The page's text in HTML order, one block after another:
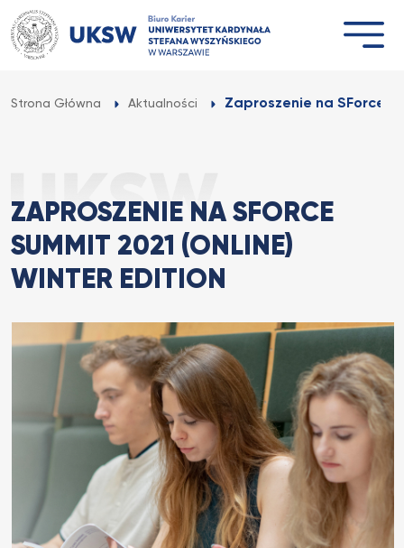
Przejdź
do
treści
Strona Główna Aktualności Zaproszenie na SForce
ZAPROSZENIE NA SFORCE
SUMMIT 2021 (ONLINE)
WINTER EDITION